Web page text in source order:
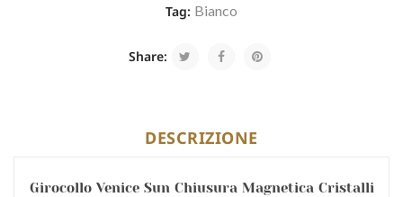
Tag: Bianco
Share:
DESCRIZIONE
Girocollo Venice Sun Chiusura Magnetica Cristalli